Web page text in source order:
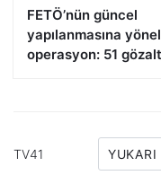
FETÖ’nün güncel
yapılanmasına
operasyon: 51
TV41 YUKARI